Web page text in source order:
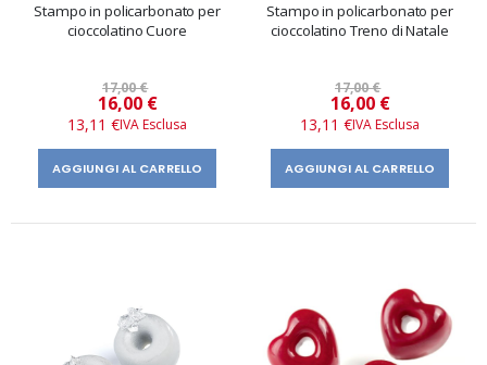
Stampo in policarbonato per
cioccolatino Cuore
17,00 €
Prezzo
speciale
16,00 €
13,11 €
AGGIUNGI AL CARRELLO
Stampo in policarbonato per
cioccolatino Treno di Natale
17,00 €
Prezzo
speciale
16,00 €
13,11 €
AGGIUNGI AL CARRELLO